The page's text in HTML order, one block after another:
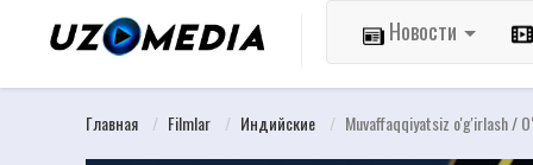
Новости
Главная Filmlar Индийские Muvaffaqqiyatsiz o'g'irlash /